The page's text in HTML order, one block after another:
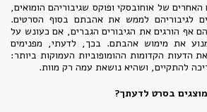
של אוחובסקי ופוקס שגיבוריהם הומואים,
לגיבוריהם לממש את אהבתם בסוף הסרטים.
אף הורגים את הגיבורים הגברים, אם כעונש על
את מימוש אהבתם. בכך, לדעתי, מפנימים
הדעות הקדומות ההומופוביות העמוקות ביותר:
להתקיים, ושהיא נושאת עמה רק מוות.
בסרט לדעתך?